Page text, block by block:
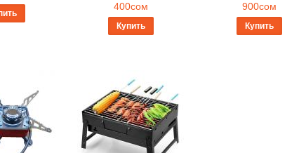
400сом
Купить
900сом
Купить